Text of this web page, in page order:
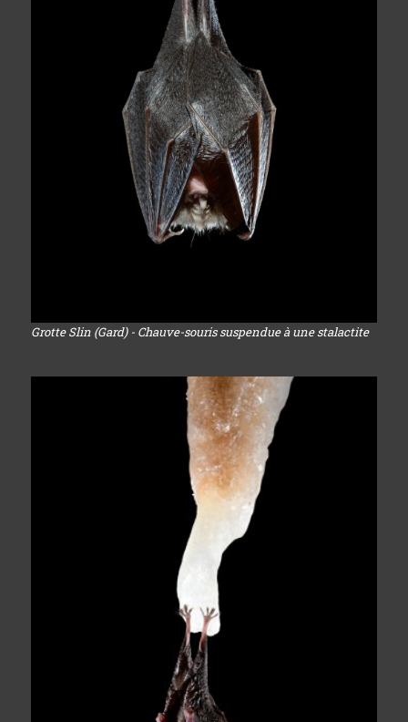
Grotte Slin (Gard) - Chauve-souris suspendue à une stalactite